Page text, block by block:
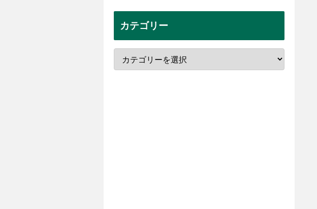
カテゴリー